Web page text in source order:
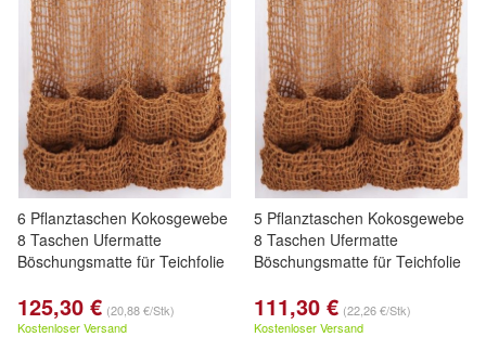
6 Pflanztaschen Kokosgewebe
8 Taschen Ufermatte
Böschungsmatte für Teichfolie
125,30 € (20,88 €/Stk)
Kostenloser Versand
5 Pflanztaschen Kokosgewebe
8 Taschen Ufermatte
Böschungsmatte für Teichfolie
111,30 € (22,26 €/Stk)
Kostenloser Versand